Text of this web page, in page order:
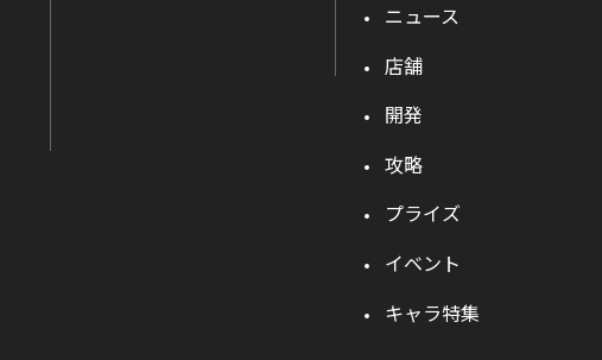
ニュース
店舗
開発
攻略
プライズ
イベント
キャラ特集